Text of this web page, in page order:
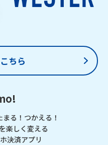
ちら
る！つかえる！
楽しく変える
決済アプリ